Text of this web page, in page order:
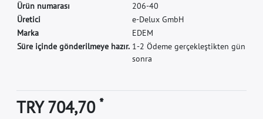
Ürün numarası 206-40
Üretici e-Delux GmbH
Marka EDEM
Süre içinde gönderilmeye hazır. 1-2 Ödeme gerçekleştikten gün
sonra
TRY 704,70*